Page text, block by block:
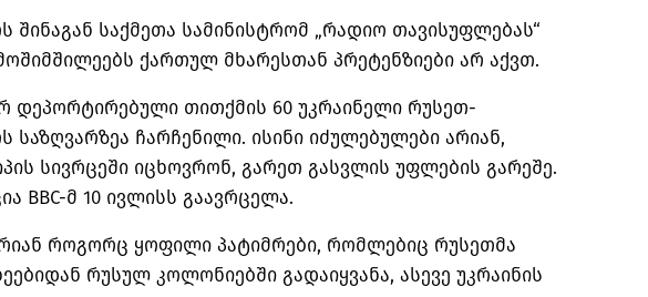
შინაგან საქმეთა სამინისტრომ „რადიო თავისუფლებას“
ქართულ მხარესთან პრეტენზიები არ აქვთ.
დეპორტირებული თითქმის 60 უკრაინელი რუსეთ-
საზღვარზეა ჩარჩენილი. ისინი იძულებულები არიან,
სივრცეში იცხოვრონ, გარეთ გასვლის უფლების გარეშე.
BBC-მ 10 ივლისს გაავრცელა.
როგორც ყოფილი პატიმრები, რომლებიც რუსეთმა
რუსულ კოლონიებში გადაიყვანა, ასევე უკრაინის